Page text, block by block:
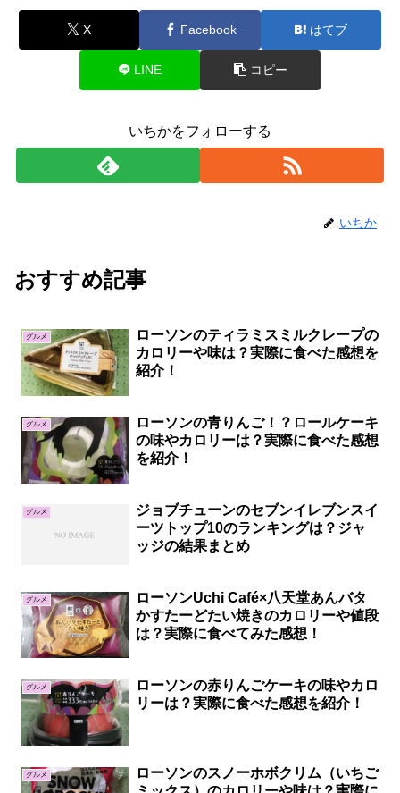
X Facebook はてブ
LINE コピー
いちかをフォローする
いちか
おすすめ記事
グルメ
ローソンのティラミスミルクレープの
カロリーや味は？実際に食べた感想を
紹介！
グルメ
ローソンの青りんご！？ロールケーキ
の味やカロリーは？実際に食べた感想
を紹介！
グルメ
ジョブチューンのセブンイレブンスイ
ーツトップ10のランキングは？ジャ
ッジの結果まとめ
グルメ
ローソンUchi Café×八天堂あんバタ
かすたーどたい焼きのカロリーや値段
は？実際に食べてみた感想！
グルメ
ローソンの赤りんごケーキの味やカロ
リーは？実際に食べた感想を紹介！
グルメ
ローソンのスノーホボクリム（いちご